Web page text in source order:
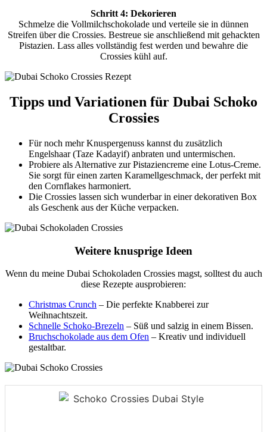
Schritt 4: Dekorieren
Schmelze die Vollmilchschokolade und verteile sie in dünnen
Streifen über die Crossies. Bestreue sie anschließend mit gehackten
Pistazien. Lass alles vollständig fest werden und bewahre die
Crossies kühl auf.
Tipps und Variationen für Dubai Schoko
Crossies
Für noch mehr Knuspergenuss kannst du zusätzlich
Engelshaar (Taze Kadayif) anbraten und untermischen.
Probiere als Alternative zur Pistaziencreme eine Lotus-Creme.
Sie sorgt für einen zarten Karamellgeschmack, der perfekt mit
den Cornflakes harmoniert.
Die Crossies lassen sich wunderbar in einer dekorativen Box
als Geschenk aus der Küche verpacken.
Weitere knusprige Ideen
Wenn du meine Dubai Schokoladen Crossies magst, solltest du auch
diese Rezepte ausprobieren:
Christmas Crunch – Die perfekte Knabberei zur
Weihnachtszeit.
Schnelle Schoko-Brezeln – Süß und salzig in einem Bissen.
Bruchschokolade aus dem Ofen – Kreativ und individuell
gestaltbar.